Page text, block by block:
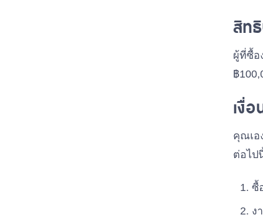
สิท
ผู้ที่ซื้อ
฿
เงื่
คุณเอ
ต่อไป
ซื้
ง